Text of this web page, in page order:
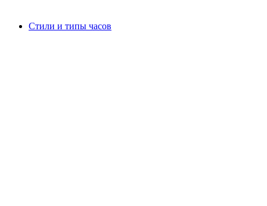
Стили и типы часов